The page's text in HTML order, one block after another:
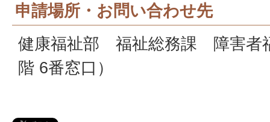
申請場所・お問い合わせ先
健康福祉部 福祉総務課 障害者
階 6番窓口）